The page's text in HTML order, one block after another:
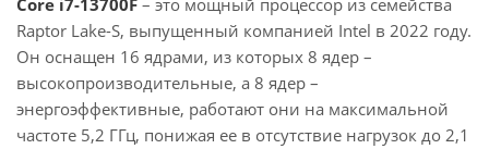
Core i7-13700F – это мощный процессор из семейства
Raptor Lake-S, выпущенный компанией Intel в 2022 году.
Он оснащен 16 ядрами, из которых 8 ядер –
высокопроизводительные, а 8 ядер –
энергоэффективные, работают они на максимальной
частоте 5,2 ГГц, понижая ее в отсутствие нагрузок до 2,1